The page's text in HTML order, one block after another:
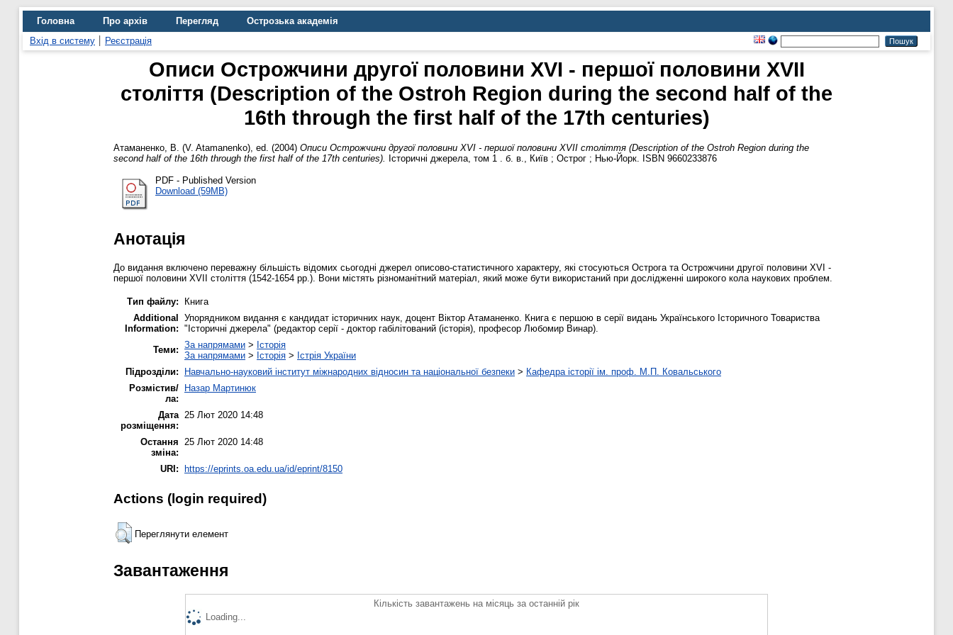
Головна Про архів Перегляд
Острозька академія
Вхід в систему
Реєстрація
Описи Острожчини другої половини XVI - першої половини XVII
століття (Description of the Ostroh Region during the second half of the
16th through the first half of the 17th centuries)
Атаманенко, В. (V. Atamanenko) , ed. (2004) Описи Острожчини другої половини XVI - першої половини XVII століття (Description of the Ostroh Region during the
second half of the 16th through the first half of the 17th centuries).
Історичні джерела, том 1 . б. в., Київ ; Острог ; Нью-Йорк. ISBN 9660233876
PDF - Published Version
Download (59MB)
Анотація
До видання включено переважну більшість відомих сьогодні джерел описово-статистичного характеру, які стосуються Острога та Острожчини другої половини XVI -
першої половини XVII століття (1542-1654 рр.). Вони містять різноманітний матеріал, який може бути використаний при дослідженні широкого кола наукових проблем.
Тип файлу:
Книга
Additional
Information:
Упорядником видання є кандидат історичних наук, доцент Віктор Атаманенко. Книга є першою в серії видань Українського Історичного Товариства
"Історичні джерела" (редактор серії - доктор габілітований (історія), професор Любомир Винар).
Теми: За напрямами > Історія
За напрямами > Історія > Істрія України
Підрозділи:
Навчально-науковий інститут міжнародних відносин та національної безпеки > Кафедра історії ім. проф. М.П. Ковальського
Розмістив/
ла:
Назар Мартинюк
Дата
розміщення:
25 Лют 2020 14:48
Остання
зміна:
25 Лют 2020 14:48
URI: https://eprints.oa.edu.ua/id/eprint/8150
Actions (login required)
Переглянути елемент
Завантаження
Кількість завантажень на місяць за останній рік
Loading...